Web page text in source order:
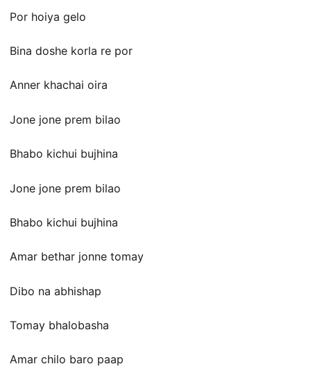
Por hoiya gelo
Bina doshe korla re por
Anner khachai oira
Jone jone prem bilao
Bhabo kichui bujhina
Jone jone prem bilao
Bhabo kichui bujhina
Amar bethar jonne tomay
Dibo na abhishap
Tomay bhalobasha
Amar chilo baro paap